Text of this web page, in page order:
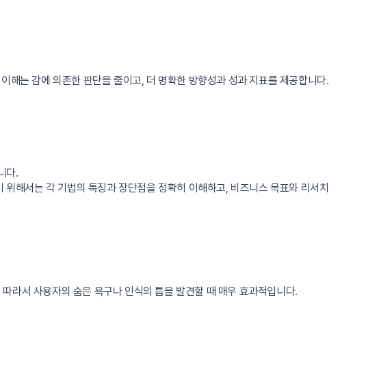
해는 감에 의존한 판단을 줄이고, 더 명확한 방향성과 성과 지표를 제공합니다.
다.
위해서는 각 기법의 특징과 장단점을 정확히 이해하고, 비즈니스 목표와 리서치
라서 사용자의 숨은 욕구나 인식의 틈을 발견할 때 매우 효과적입니다.